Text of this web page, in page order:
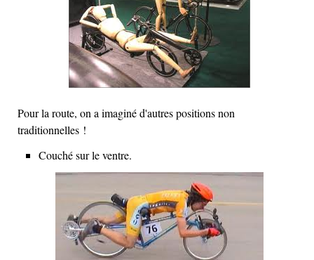
Pour la route, on a imaginé d'autres positions non
traditionnelles !
Couché sur le ventre.